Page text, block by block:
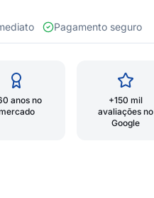
Pagamento seguro
anos no
+150 mil
avaliações no
Google